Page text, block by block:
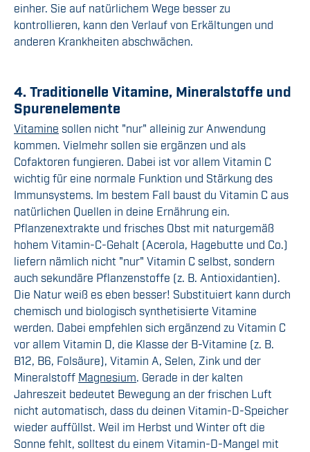
einher. Sie auf natürlichem Wege besser zu
kontrollieren, kann den Verlauf von Erkältungen und
anderen Krankheiten abschwächen.
4. Traditionelle Vitamine, Mineralstoffe und
Spurenelemente
Vitamine sollen nicht "nur" alleinig zur Anwendung
kommen. Vielmehr sollen sie ergänzen und als
Cofaktoren fungieren. Dabei ist vor allem Vitamin C
wichtig für eine normale Funktion und Stärkung des
Immunsystems. Im bestem Fall baust du Vitamin C aus
natürlichen Quellen in deine Ernährung ein.
Pflanzenextrakte und frisches Obst mit naturgemäß
hohem Vitamin-C-Gehalt (Acerola, Hagebutte und Co.)
liefern nämlich nicht "nur" Vitamin C selbst, sondern
auch sekundäre Pflanzenstoffe (z. B. Antioxidantien).
Die Natur weiß es eben besser! Substituiert kann durch
chemisch und biologisch synthetisierte Vitamine
werden. Dabei empfehlen sich ergänzend zu Vitamin C
vor allem Vitamin D, die Klasse der B-Vitamine (z. B.
B12, B6, Folsäure), Vitamin A, Selen, Zink und der
Mineralstoff Magnesium. Gerade in der kalten
Jahreszeit bedeutet Bewegung an der frischen Luft
nicht automatisch, dass du deinen Vitamin-D-Speicher
wieder auffüllst. Weil im Herbst und Winter oft die
Sonne fehlt, solltest du einem Vitamin-D-Mangel mit